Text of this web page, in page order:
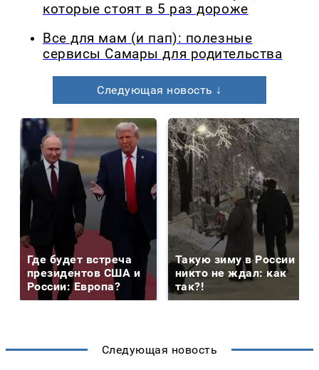
которые стоят в 5 раз дороже
Все для мам (и пап): полезные
сервисы Самары для родительства
Следующая новость ↓
Где будет встреча
президентов США и
России: Европа?
Такую зиму в России
никто не ждал: как
так?!
Следующая новость